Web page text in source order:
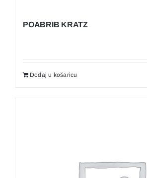
POABRIB KRATZ
Dodaj u košaricu